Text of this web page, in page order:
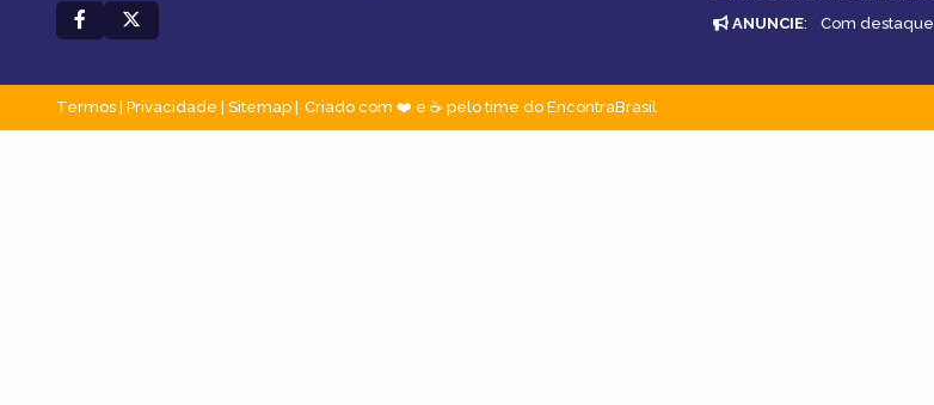
ANUNCIE: Com destaque
Termos Privacidade Sitemap Criado com ❤️ e ☕ pelo time do EncontraBrasil